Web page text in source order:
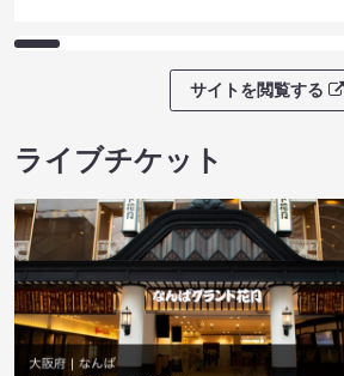
サイトを閲覧する
ライブチケット